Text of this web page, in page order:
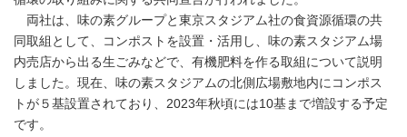
両社は、味の素グループと東京スタジアム社の食資源循環の共
同取組として、コンポストを設置・活用し、味の素スタジアム場
内売店から出る生ごみなどで、有機肥料を作る取組について説明
しました。現在、味の素スタジアムの北側広場敷地内にコンポス
トが５基設置されており、2023年秋頃には10基まで増設する予定
です。